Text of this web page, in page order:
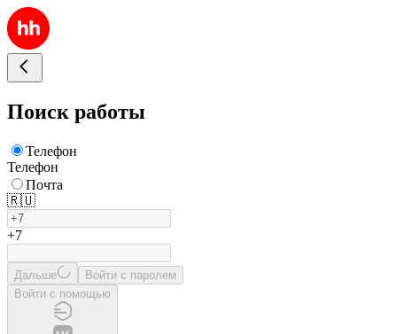
Поиск работы
Телефон
Телефон
Почта
🇷🇺
+7
Дальше
Войти с паролем
Войти с помощью